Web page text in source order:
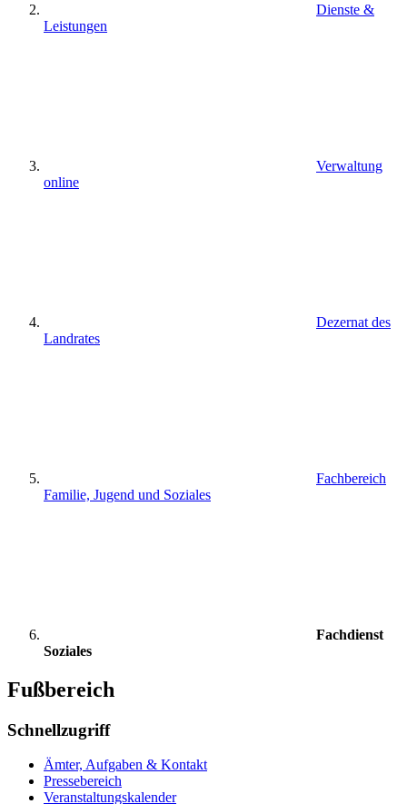
Dienste &
Leistungen
Verwaltung
online
Dezernat des
Landrates
Fachbereich
Familie, Jugend und Soziales
Fachdienst
Soziales
Fußbereich
Schnellzugriff
Ämter, Aufgaben & Kontakt
Pressebereich
Veranstaltungskalender